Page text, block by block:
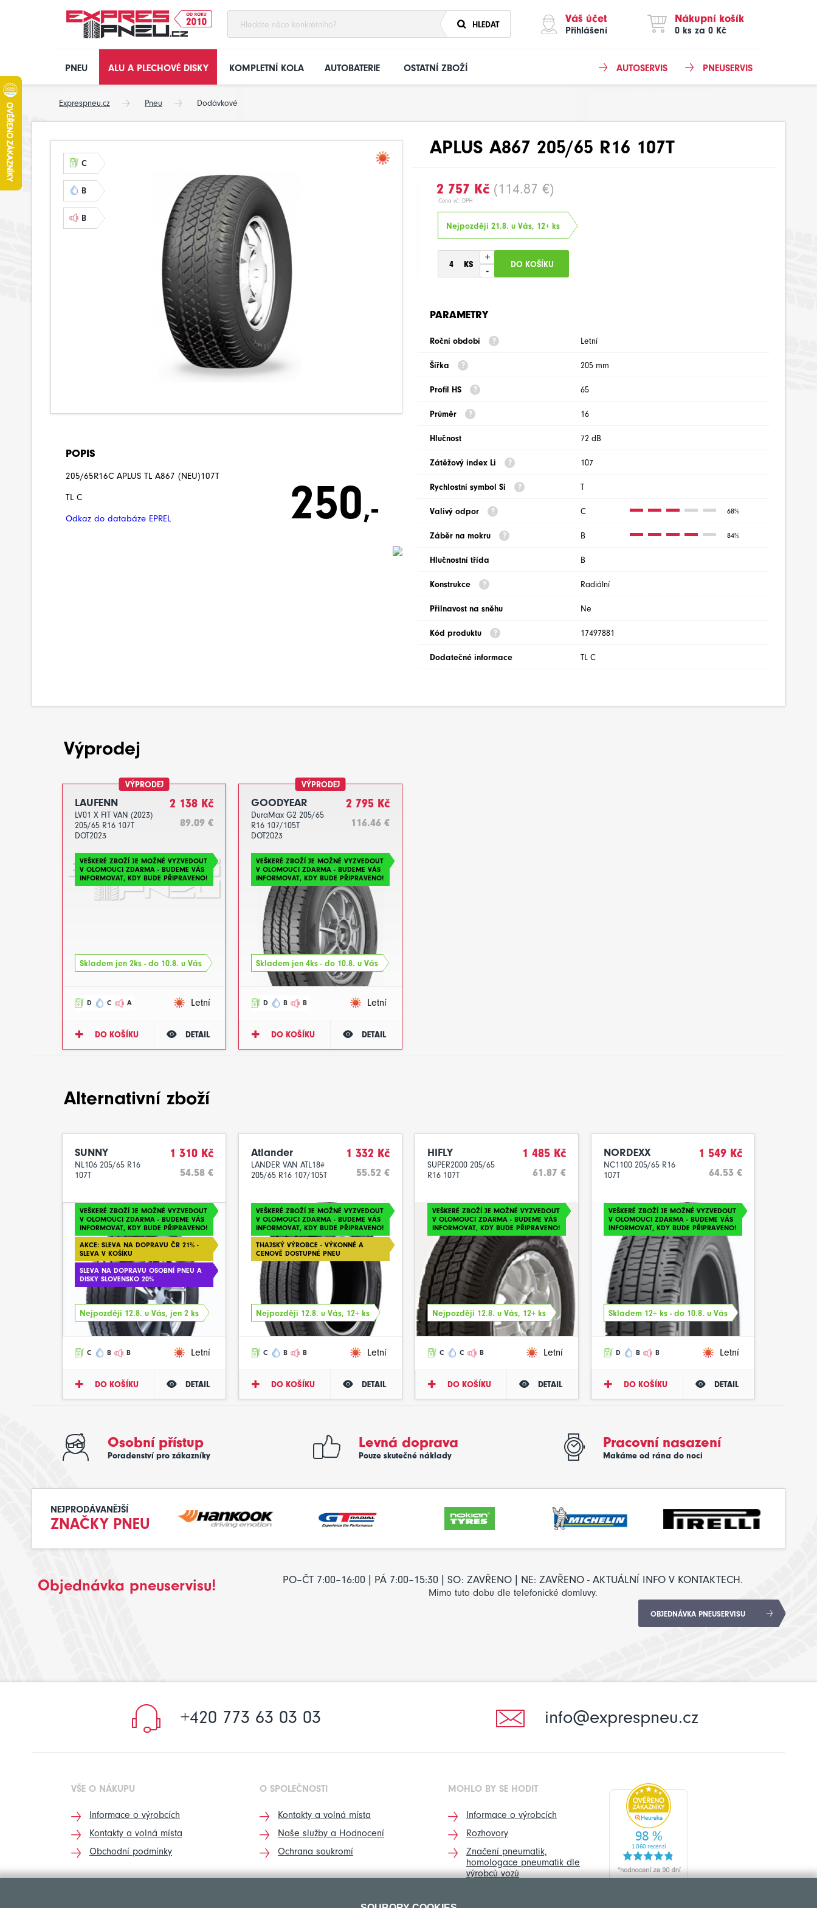
HLEDAT Váš účet
Přihlášení
Nákupní košík
0 ks za 0 Kč
PNEU ALU A PLECHOVÉ DISKY KOMPLETNÍ KOLA AUTOBATERIE OSTATNÍ ZBOŽÍ PNEUSERVIS
AUTOSERVIS
Exprespneu.cz Pneu Dodávkové
C
B
B
POPIS
205/65R16C APLUS TL A867 (NEU)107T
TL C
Odkaz do databáze EPREL 250,-
APLUS A867 205/65 R16 107T
2 757 Kč (114.87 €)
Cena vč. DPH
Nejpozději 21.8. u Vás, 12+ ks
+
-
PARAMETRY
Roční období Letní
Šířka 205 mm
Profil HS 65
Průměr 16
Hlučnost 72 dB
Zátěžový index Li 107
Rychlostní symbol Si T
Valivý odpor C 68%
Záběr na mokru B 84%
Hlučnostní třída B
Konstrukce Radiální
Přilnavost na sněhu Ne
Kód produktu 17497881
Dodatečné informace TL C
Výprodej
VÝPRODEJ
LAUFENN
LV01 X FIT VAN (2023)
205/65 R16 107T
DOT2023
2 138 Kč
89.09 €
VEŠKERÉ ZBOŽÍ JE MOŽNÉ VYZVEDOUT
V OLOMOUCI ZDARMA - BUDEME VÁS
INFORMOVAT, KDY BUDE PŘIPRAVENO!
Skladem jen 2ks - do 10.8. u Vás
D C A Letní
DO KOŠÍKU DETAIL
VÝPRODEJ
GOODYEAR
DuraMax G2 205/65
R16 107/105T
DOT2023
2 795 Kč
116.46 €
VEŠKERÉ ZBOŽÍ JE MOŽNÉ VYZVEDOUT
V OLOMOUCI ZDARMA - BUDEME VÁS
INFORMOVAT, KDY BUDE PŘIPRAVENO!
Skladem jen 4ks - do 10.8. u Vás
D B B Letní
DO KOŠÍKU DETAIL
Alternativní zboží
SUNNY
NL106 205/65 R16
107T
1 310 Kč
54.58 €
VEŠKERÉ ZBOŽÍ JE MOŽNÉ VYZVEDOUT
V OLOMOUCI ZDARMA - BUDEME VÁS
INFORMOVAT, KDY BUDE PŘIPRAVENO!
AKCE: SLEVA NA DOPRAVU ČR 21% -
SLEVA V KOŠÍKU
SLEVA NA DOPRAVU OSOBNÍ PNEU A
DISKY SLOVENSKO 20%
Nejpozději 12.8. u Vás, jen 2 ks
C B B Letní
DO KOŠÍKU DETAIL
Atlander
LANDER VAN ATL18#
205/65 R16 107/105T
1 332 Kč
55.52 €
VEŠKERÉ ZBOŽÍ JE MOŽNÉ VYZVEDOUT
V OLOMOUCI ZDARMA - BUDEME VÁS
INFORMOVAT, KDY BUDE PŘIPRAVENO!
THAJSKÝ VÝROBCE - VÝKONNÉ A
CENOVĚ DOSTUPNÉ PNEU
Nejpozději 12.8. u Vás, 12+ ks
C B B Letní
DO KOŠÍKU DETAIL
HIFLY
SUPER2000 205/65
R16 107T
1 485 Kč
61.87 €
VEŠKERÉ ZBOŽÍ JE MOŽNÉ VYZVEDOUT
V OLOMOUCI ZDARMA - BUDEME VÁS
INFORMOVAT, KDY BUDE PŘIPRAVENO!
Nejpozději 12.8. u Vás, 12+ ks
C C B Letní
DO KOŠÍKU DETAIL
NORDEXX
NC1100 205/65 R16
107T
1 549 Kč
64.53 €
VEŠKERÉ ZBOŽÍ JE MOŽNÉ VYZVEDOUT
V OLOMOUCI ZDARMA - BUDEME VÁS
INFORMOVAT, KDY BUDE PŘIPRAVENO!
Skladem 12+ ks - do 10.8. u Vás
D B B Letní
DO KOŠÍKU DETAIL
Osobní přístup
Poradenství pro zákazníky
Levná doprava
Pouze skutečné náklady
Pracovní nasazení
Makáme od rána do noci
NEJPRODÁVANĚJŠÍ
ZNAČKY PNEU
Objednávka pneuservisu! PO–ČT 7:00–16:00 | PÁ 7:00–15:30 | SO: ZAVŘENO | NE: ZAVŘENO - AKTUÁLNÍ INFO V KONTAKTECH.
Mimo tuto dobu dle telefonické domluvy.
OBJEDNÁVKA PNEUSERVISU
+420 773 63 03 03 info@exprespneu.cz
VŠE O NÁKUPU
Informace o výrobcích
Kontakty a volná místa
Obchodní podmínky
O SPOLEČNOSTI
Kontakty a volná místa
Naše služby a Hodnocení
Ochrana soukromí
MOHLO BY SE HODIT
Informace o výrobcích
Rozhovory
Značení pneumatik,
homologace pneumatik dle
výrobců vozů